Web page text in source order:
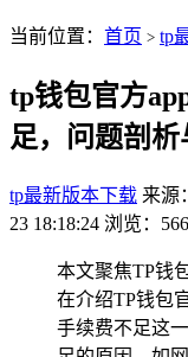
当前位置： 首页 > tp
tp钱包官方
足，问题剖
tp最新版本下载 来源
23 18:18:24 浏览：566
本文聚焦TP钱
在介绍TP钱包
手续费不足这